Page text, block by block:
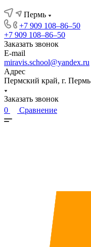
Пермь
+7 909 108‒86‒50
+7 909 108‒86‒50
Заказать звонок
E-mail
miravis.school@yandex.ru
Адрес
Пермский край, г. Пермь
Заказать звонок
0
Сравнение